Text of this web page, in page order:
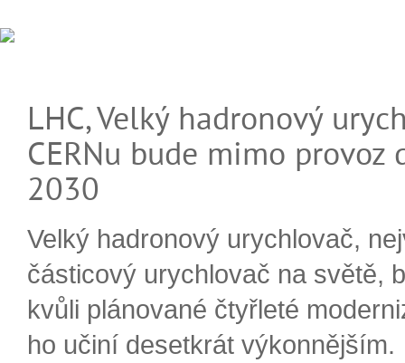
LHC, Velký hadronový
CERNu bude mimo provoz
2030
Velký hadronový urychlovač,
částicový urychlovač na světě,
kvůli plánované čtyřleté
ho učiní desetkrát výkonnějším.